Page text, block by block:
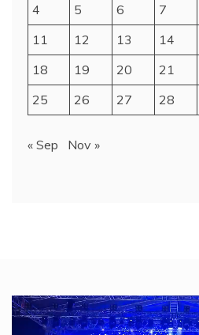
4
5 6 7
11
12 13 14
18
19 20 21
25
26 27 28
« Sep Nov »
Video
Player